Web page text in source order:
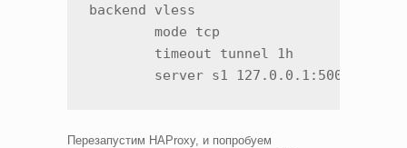
backend vless
        mode tcp
        timeout tunnel 1h
server s1 127.0.0.1:50001
Перезапустим HAProxy, и попробуем